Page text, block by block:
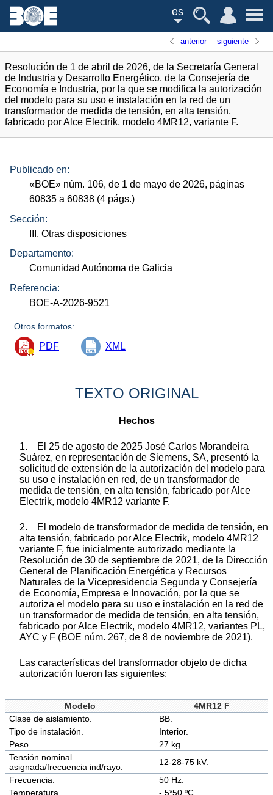
es
anterior siguiente
Resolución de 1 de abril de 2026, de la Secretaría General
de Industria y Desarrollo Energético, de la Consejería de
Economía e Industria, por la que se modifica la autorización
del modelo para su uso e instalación en la red de un
transformador de medida de tensión, en alta tensión,
fabricado por Alce Electrik, modelo 4MR12, variante F.
Publicado en:
«BOE» núm. 106, de 1 de mayo de 2026, páginas
60835 a 60838 (4 págs.)
Sección:
III. Otras disposiciones
Departamento:
Comunidad Autónoma de Galicia
Referencia:
BOE-A-2026-9521
Otros formatos:
PDF XML
TEXTO ORIGINAL
Hechos
1. El 25 de agosto de 2025 José Carlos Morandeira
Suárez, en representación de Siemens, SA, presentó la
solicitud de extensión de la autorización del modelo para
su uso e instalación en red, de un transformador de
medida de tensión, en alta tensión, fabricado por Alce
Electrik, modelo 4MR12 variante F.
2. El modelo de transformador de medida de tensión, en
alta tensión, fabricado por Alce Electrik, modelo 4MR12
variante F, fue inicialmente autorizado mediante la
Resolución de 30 de septiembre de 2021, de la Dirección
General de Planificación Energética y Recursos
Naturales de la Vicepresidencia Segunda y Consejería
de Economía, Empresa e Innovación, por la que se
autoriza el modelo para su uso e instalación en la red de
un transformador de medida de tensión, en alta tensión,
fabricado por Alce Electrik, modelo 4MR12, variantes PL,
AYC y F (BOE núm. 267, de 8 de noviembre de 2021).
Las características del transformador objeto de dicha
autorización fueron las siguientes:
Modelo
4MR12 F
Clase de aislamiento.
BB.
Tipo de instalación.
Interior.
Peso.
27 kg.
Tensión nominal
asignada/frecuencia ind/rayo.
12-28-75 kV.
Frecuencia.
50 Hz.
Temperatura.
- 5*50 ºC.